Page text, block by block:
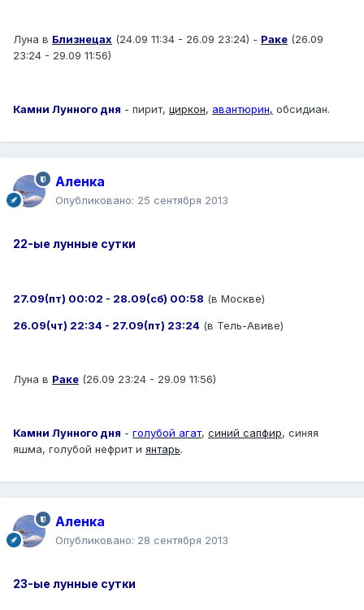
Луна в Близнецах (24.09 11:34 - 26.09 23:24) - Раке (26.09
23:24 - 29.09 11:56)
Камни Лунного дня - пирит, циркон, авантюрин, обсидиан.
Аленка
Опубликовано: 25 сентября 2013
22-ые лунные сутки
27.09(пт) 00:02 - 28.09(сб) 00:58 (в Москве)
26.09(чт) 22:34 - 27.09(пт) 23:24 (в Тель-Авиве)
Луна в Раке (26.09 23:24 - 29.09 11:56)
Камни Лунного дня - голубой агат, синий сапфир, синяя
яшма, голубой нефрит и янтарь.
Аленка
Опубликовано: 28 сентября 2013
23-ые лунные сутки